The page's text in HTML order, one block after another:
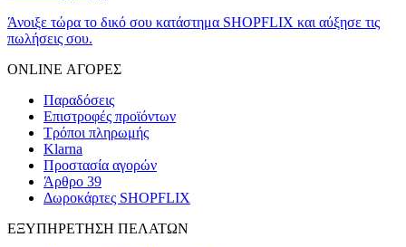
Άνοιξε τώρα το δικό σου κατάστημα SHOPFLIX και αύξησε τις
πωλήσεις σου.
ONLINE ΑΓΟΡΕΣ
Παραδόσεις
Επιστροφές προϊόντων
Τρόποι πληρωμής
Klarna
Προστασία αγορών
Άρθρο 39
Δωροκάρτες SHOPFLIX
ΕΞΥΠΗΡΕΤΗΣΗ ΠΕΛΑΤΩΝ